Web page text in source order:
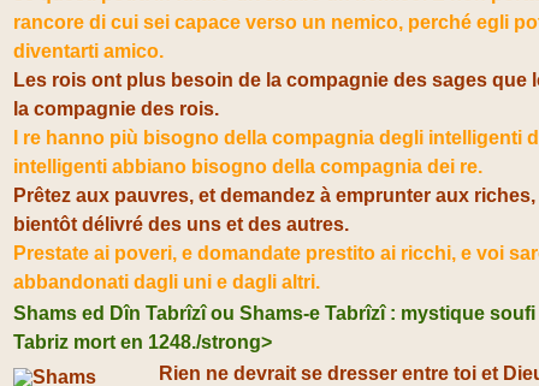
rancore di cui sei capace verso un nemico, perché egli
diventarti amico.
Les rois ont plus besoin de la compagnie des sages que
la compagnie des rois.
I re hanno più bisogno della compagnia degli intelligenti
intelligenti abbiano bisogno della compagnia dei re.
Prêtez aux pauvres, et demandez à emprunter aux
bientôt délivré des uns et des autres.
Prestate ai poveri, e domandate prestito ai ricchi, e voi
abbandonati dagli uni e dagli altri.
Shams ed Dîn Tabrîzî ou Shams-e Tabrîzî : mystique
Tabriz mort en 1248./strong>
Rien ne devrait se dresser entre toi et